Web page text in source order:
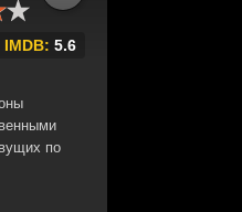
IMDB: 5.6
по